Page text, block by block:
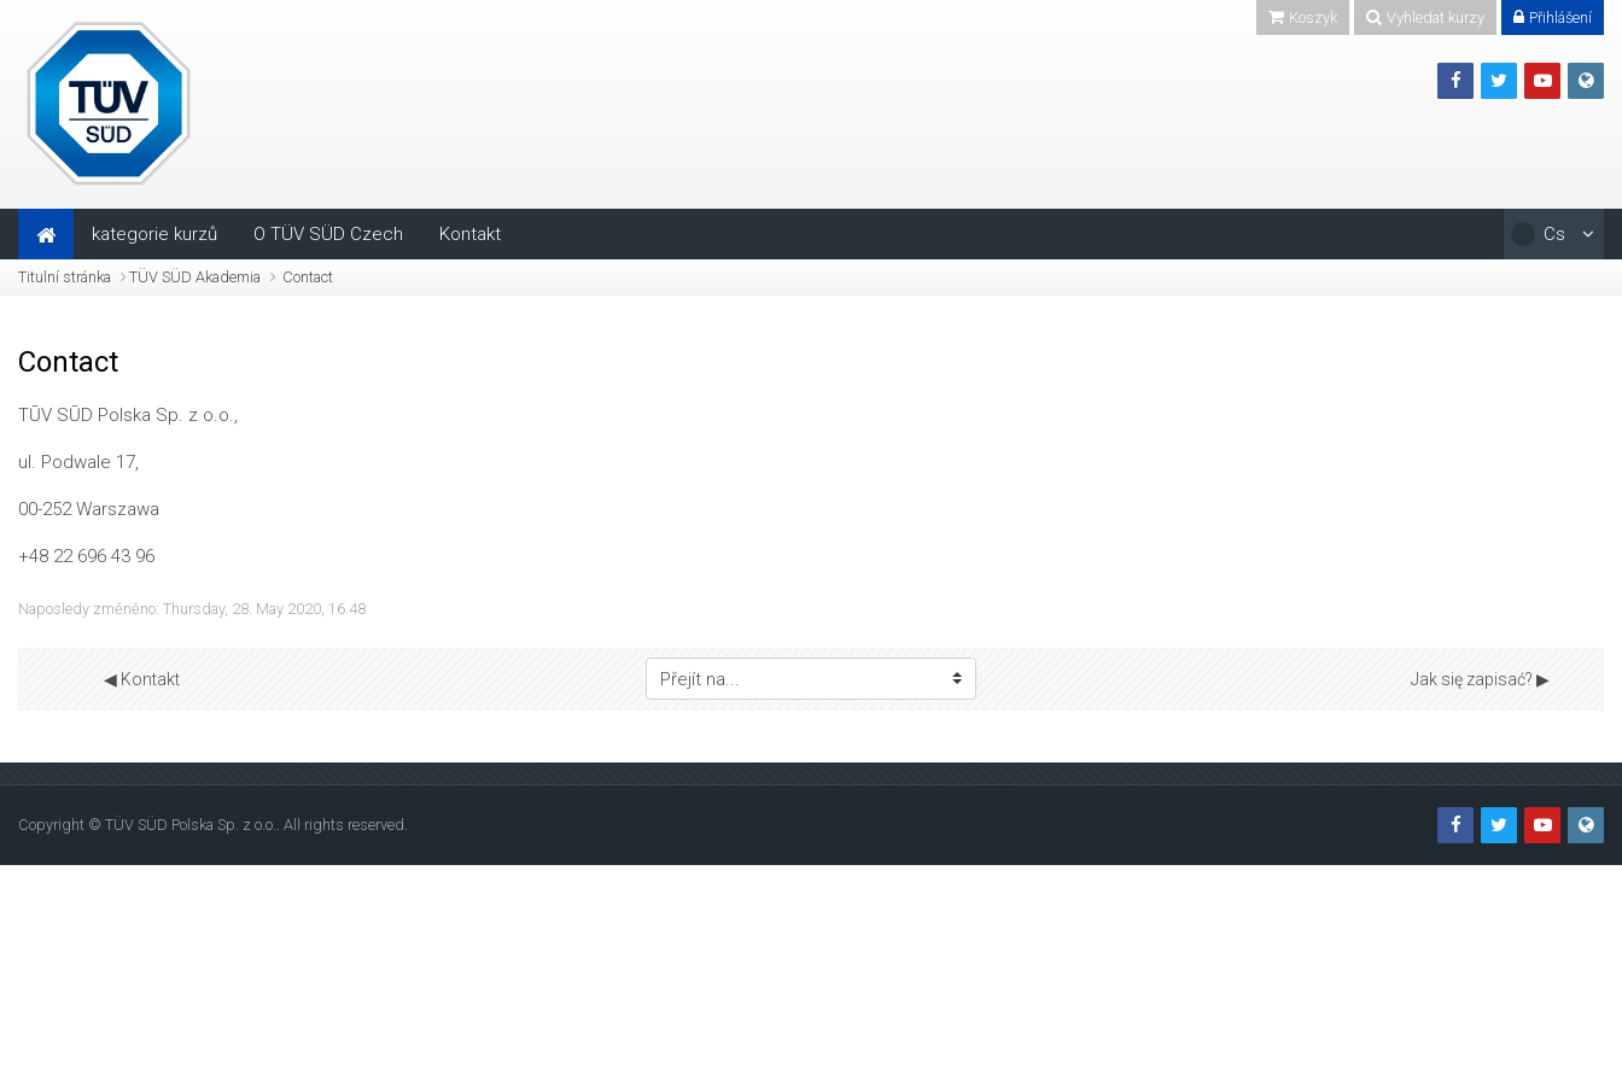
Koszyk Vyhledat kurzy Přihlášení
kategorie kurzů O TÜV SÜD Czech Kontakt Cs
Titulní stránka TÜV SÜD Akademia Contact
Contact
TŪV SŪD Polska Sp. z o.o.,
ul. Podwale 17,
00-252 Warszawa
+48 22 696 43 96
Naposledy změněno: Thursday, 28. May 2020, 16.48
◀︎ Kontakt Jak się zapisać? ▶︎
Copyright © TÜV SÜD Polska Sp. z o.o.. All rights reserved.